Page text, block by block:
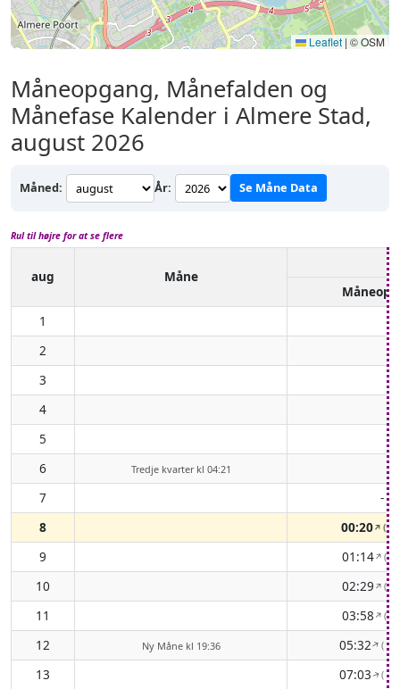
Leaflet | © OSM
Måneopgang, Månefalden og
Månefase Kalender i Almere Stad,
august 2026
Måned: År: Se Måne Data
Rul til højre for at se flere
aug
Måne
1
2
3
4
5
6
Tredje kvarter kl 04:21
7
-
8
00:20↑(
9 01:14↑(
10 02:29↑(
11 03:58↑(
12 Ny Måne kl 19:36 05:32↑(
13 07:03↑(